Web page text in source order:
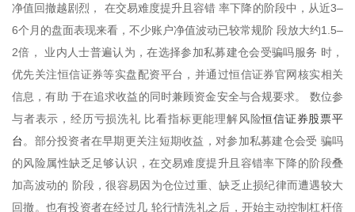
净值回撤越剧烈， 在交易难度提升且容错 率下降的阶段中，从近3–
6个月的盘面表现来看，不少账户净值波动已较常规阶 段放大约1.5–
2倍， 业内人士普遍认为，在选择参加私募建仓会受骗吗服务 时，
优先关注恒信证券等实盘配资平台，并通过恒信证券官网核实相关
信息，有助 于在追求收益的同时兼顾资金安全与合规要求。 数位参
与者表示，经历亏损洗礼 比看指标更能理解风险恒信证券股票平
台。部分投资者在早期更关注短期收益，对参加私募建仓会受 骗吗
的风险属性缺乏足够认识，在交易难度提升且容错率下降的阶段叠
加高波动的 阶段，很容易因为仓位过重、缺乏止损纪律而遭遇较大
回撤。也有投资者在经过几 轮行情洗礼之后，开始主动控制杠杆倍